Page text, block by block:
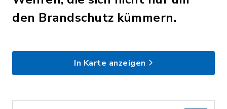
den Brandschutz kümmern.
In Karte anzeigen